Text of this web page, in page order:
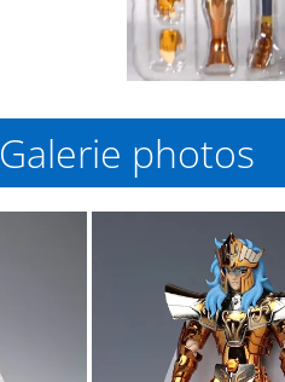
Galerie photos